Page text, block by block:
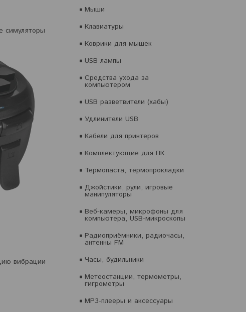
Мыши
Клавиатуры
Коврики для мышек
USB лампы
Средства ухода за
компьютером
USB разветвители (хабы)
Удлинители USB
Кабели для принтеров
Комплектующие для ПК
Термопаста, термопрокладки
Джойстики, рули, игровые
манипуляторы
Веб-камеры, микрофоны для
компьютера, USB-микроскопы
Радиоприёмники, радиочасы,
антенны FM
Часы, будильники
Метеостанции, термометры,
гигрометры
MP3-плееры и аксессуары
симуляторы
вибрации